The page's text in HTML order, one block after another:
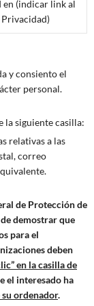
(indicar link al
y consiento el
personal.
la siguiente casilla:
relativas a las
correo
de Protección de
demostrar que
para el
deben
en la casilla de
el interesado ha
su ordenador.